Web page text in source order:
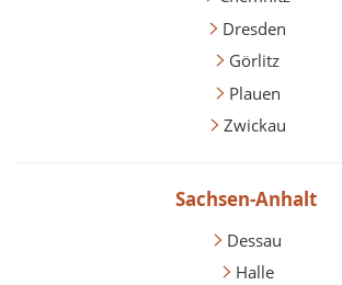
Dresden
Görlitz
Plauen
Zwickau
Sachsen-Anhalt
Dessau
Halle